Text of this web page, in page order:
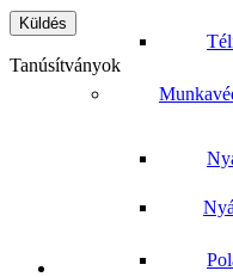
Tanúsítványok